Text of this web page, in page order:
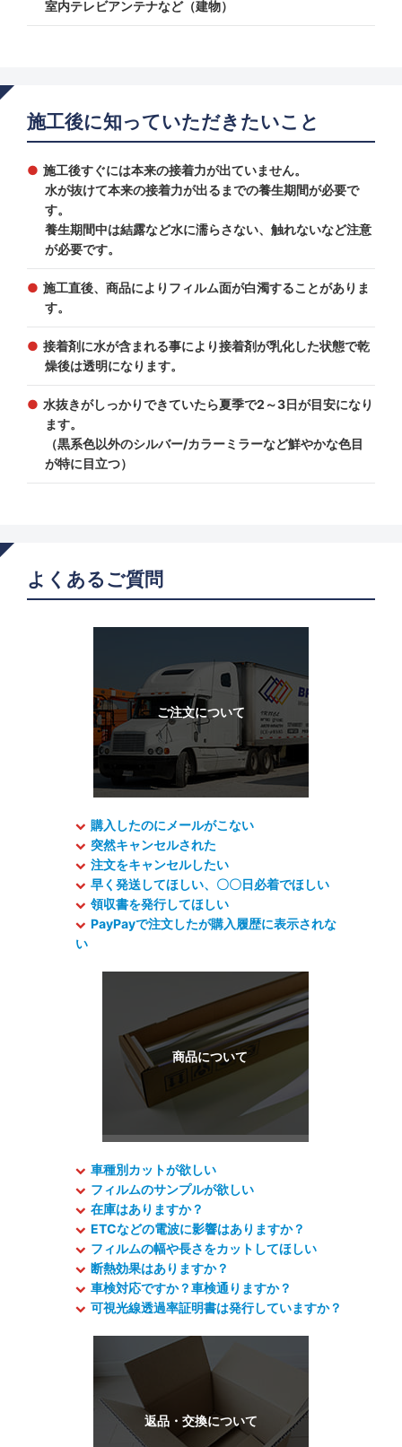
室内テレビアンテナなど（建物）
施工後に知っていただきたいこと
施工後すぐには本来の接着力が出ていません。
水が抜けて本来の接着力が出るまでの養生期間が必要で
す。
養生期間中は結露など水に濡らさない、触れないなど注意
が必要です。
施工直後、商品によりフィルム面が白濁することがありま
す。
接着剤に水が含まれる事により接着剤が乳化した状態で乾
燥後は透明になります。
水抜きがしっかりできていたら夏季で2～3日が目安になり
ます。
（黒系色以外のシルバー/カラーミラーなど鮮やかな色目
が特に目立つ）
よくあるご質問
購入したのにメールがこない
突然キャンセルされた
注文をキャンセルしたい
早く発送してほしい、〇〇日必着でほしい
領収書を発行してほしい
PayPayで注文したが購入履歴に表示されな
い
車種別カットが欲しい
フィルムのサンプルが欲しい
在庫はありますか？
ETCなどの電波に影響はありますか？
フィルムの幅や長さをカットしてほしい
断熱効果はありますか？
車検対応ですか？車検通りますか？
可視光線透過率証明書は発行していますか？